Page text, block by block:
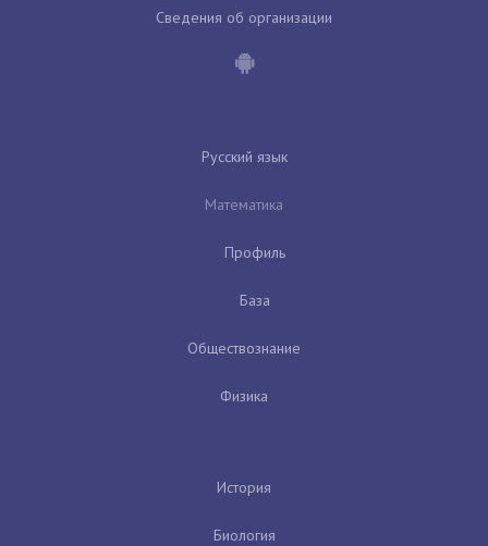
Сведения об организации
Русский язык
Математика
Профиль
База
Обществознание
Физика
История
Биология